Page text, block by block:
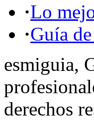
·Lo
·Guía
esmiguia,
derechos